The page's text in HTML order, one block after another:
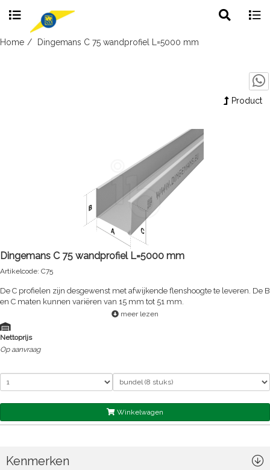
Skip
Home Dingemans C 75 wandprofiel L=5000 mm
Product
Dingemans C 75 wandprofiel L=5000 mm
Artikelcode: C75
De C profielen zijn desgewenst met afwijkende flenshoogte te leveren. De B
en C maten kunnen variëren van 15 mm tot 51 mm.
meer lezen
Nettoprijs
Op aanvraag
Winkelwagen
Kenmerken